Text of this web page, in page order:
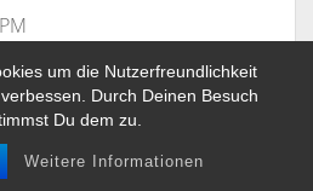
um die Nutzerfreundlichkeit
Durch Deinen Besuch
Du dem zu.
Weitere Informationen
alles Gute zu deinem
Kupfer“ in den Lostopf, es